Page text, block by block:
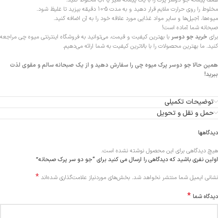
مخلوط را روی حرارت ملایم قرار دهید و به مدت 5-10 دقیقه بپزید تا غلیظ شود.
میوه‌ها، آجیل‌ها و سایر مواد غذایی مورد علاقه خود را به آن اضافه کنید.
صبحانه شما آماده است!
برای خرید جو دوسر با بهترین کیفیت و قیمت، می‌توانید به فروشگاه اینترنتی میوه چی مراجعه
کنید. ما بهترین محصولات را با بالاترین کیفیت به شما ارائه می‌دهیم.
همین حالا جو دوسر پرک میوه چی را سفارش دهید و از یک صبحانه سالم و مقوی لذت
ببرید!
توضیحات تکمیلی
حمل و نقل و تحویل
دیدگاهها
هیچ دیدگاهی برای این محصول نوشته نشده است.
اولین نفری باشید که دیدگاهی را ارسال می کنید برای “جو دو سر پرک صبحانه”
نشانی ایمیل شما منتشر نخواهد شد. بخش‌های موردنیاز علامت‌گذاری شده‌اند *
دیدگاه شما *
Alternative: